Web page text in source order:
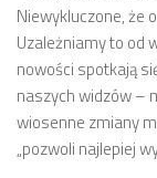
Niewykluczone, że
Uzależniamy to od
nowości spotkają
naszych widzów –
wiosenne zmiany
„pozwoli najlepiej